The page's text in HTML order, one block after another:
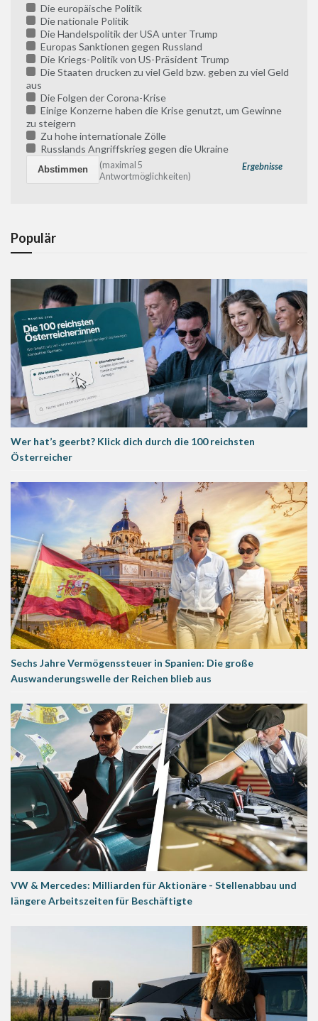
Die europäische Politik
Die nationale Politik
Die Handelspolitik der USA unter Trump
Europas Sanktionen gegen Russland
Die Kriegs-Politik von US-Präsident Trump
Die Staaten drucken zu viel Geld bzw. geben zu viel Geld
aus
Die Folgen der Corona-Krise
Einige Konzerne haben die Krise genutzt, um Gewinne
zu steigern
Zu hohe internationale Zölle
Russlands Angriffskrieg gegen die Ukraine
Ergebnisse
(maximal 5
Antwortmöglichkeiten)
Populär
Wer hat’s geerbt? Klick dich durch die 100 reichsten
Österreicher
Sechs Jahre Vermögenssteuer in Spanien: Die große
Auswanderungswelle der Reichen blieb aus
VW & Mercedes: Milliarden für Aktionäre - Stellenabbau und
längere Arbeitszeiten für Beschäftigte